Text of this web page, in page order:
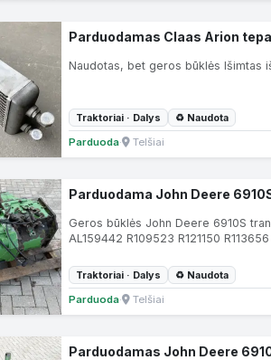
Parduodamas Claas Arion
Naudotas, bet geros būklės Išimtas
Traktoriai · Dalys
♻ Naudota
Parduoda· Telšiai
Parduodama John Deere
Geros būklės John Deere 6910S
AL159442 R109523 R121150
Traktoriai · Dalys
♻ Naudota
Parduoda· Telšiai
Parduodamas John Deere